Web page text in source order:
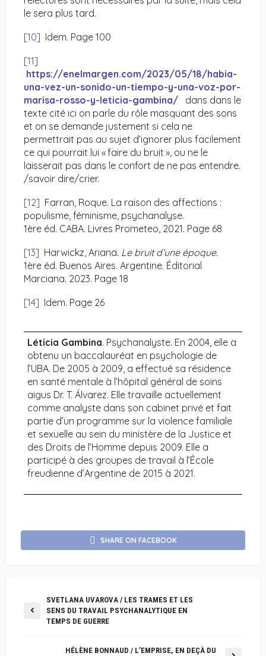
le sera plus tard.
[10] Idem. Page 100
[11]
https://enelmargen.com/2023/05/18/habia-
una-vez-un-sonido-un-tiempo-y-una-voz-por-
marisa-rosso-y-leticia-gambina/ dans dans le
texte cité ici on parle du rôle masquant des sons
et on se demande justement si cela ne
permettrait pas au sujet d’ignorer plus facilement
ce qui pourrait lui « faire du bruit », ou ne le
laisserait pas dans le confort de ne pas entendre.
/savoir dire/crier.
[12] Farran, Roque. La raison des affections :
populisme, féminisme, psychanalyse.
1ère éd. CABA. Livres Prometeo, 2021. Page 68
[13] Harwickz, Ariana. Le bruit d’une époque.
1ère éd. Buenos Aires. Argentine. Éditorial
Marciana. 2023. Page 18
[14] Idem. Page 26
Léticia Gambina. Psychanalyste. En 2004, elle a
obtenu un baccalauréat en psychologie de
l’UBA. De 2005 à 2009, a effectué sa résidence
en santé mentale à l’hôpital général de soins
aigus Dr. T. Álvarez. Elle travaille actuellement
comme analyste dans son cabinet privé et fait
partie d’un programme sur la violence familiale
et sexuelle au sein du ministère de la Justice et
des Droits de l’Homme depuis 2009. Elle a
participé à des groupes de travail à l’École
freudienne d’Argentine de 2015 à 2021.
SHARE ON FACEBOOK
SVETLANA UVAROVA / LES TRAMES ET LES
SENS DU TRAVAIL PSYCHANALYTIQUE EN
TEMPS DE GUERRE
HÉLÈNE BONNAUD / L’EMPRISE, EN DEÇÀ DU